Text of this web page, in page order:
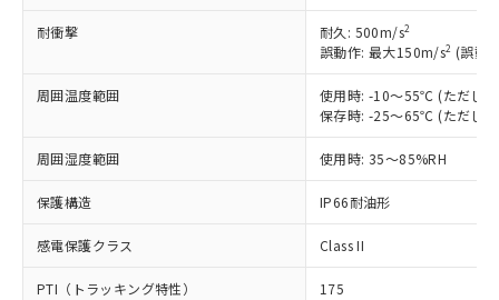
耐衝撃 耐久: 500m/s2
誤動作: 最大150m/s2 (誤動
周囲温度範囲
使用時: -10～55℃ (ただし
保存時: -25～65℃ (ただし
周囲湿度範囲 使用時: 35～85%RH
保護構造 IP66耐油形
感電保護クラス Class II
PTI（トラッキング特性） 175
当社制御機器事業取扱商品の中には、
本サービスの対象外となる商品もある
在庫状況および標準価格照会結果は、
記載している更新日時点での社内デー
タに基づき作成されるものであり、閲
覧された時点での実際の在庫および標
準価格とは異なる場合があることをご
了承ください。
様のお取引先、またはお客様担当のオ
非該当品：ライセンス料など無形物で、有
害物質有無と関係のない商品です。
仕入先様の事情により、非含有部品として
いたものが、含有品と判明した場合などや
むを得ず変更することがあります。
*EU RoHS指令（10物質）：
六価クロム(Cr(Ⅵ)) 1000ppm以下、ポリ臭化ビフェニル
類(PBB) 1000ppm以下、ポリ臭化ジフェニルエーテル類
(PBDE) 1000ppm以下、フタル酸ビス(2-エチルヘキシ
ル) (DEHP)(別名：DOP) 1000ppm以下、フタル酸ブチ
ルベンジル（BBP） 1000ppm以下、フタル酸ジブチル
（DBP） 1000ppm以下、フタル酸ジイソブチル
「○」：最大均質材料含有率が中国RoHSの
基準値以下であることを示します。
「×」：最大均質材料含有率が中国RoHSの
「－」：未確認です。当社販売部門へお問
Pb(鉛) :1000ppm、 Hg(水銀) : 1000ppm、 Cd(カドミウ
ム) : 100ppm、
Cr(Ⅵ)(六価クロム) : 1000ppm、 PBBs(ポリ臭化ビフェ
ニル類) : 1000ppm、 PBDEs(ポリ臭化ジフェニルエーテ
イソブチル) : 1000ppm、 BBP(フタル酸ブチルベンジ
当社は、これら貴社製品のうち、外国
為替および外国貿易法に定める商品
（以下｢規制貨物等」という）を輸出
または国外への提供する場合は、日本
国政府の輸出許可(または役務取引許
可)を取得するなどの必要な手続きを
当社は規制貨物を破棄する場合は、完
全に破砕するなど、違法に輸出されな
記
○ 一定数以上の在庫あり